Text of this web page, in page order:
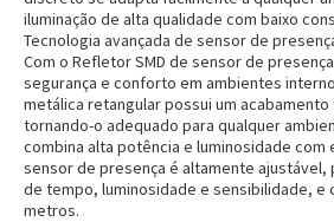
iluminação de alta qualidade com baixo
Tecnologia avançada de sensor de
Com o Refletor SMD de sensor de
segurança e conforto em ambientes
metálica retangular possui um
tornando-o adequado para qualquer
combina alta potência e luminosidade com
sensor de presença é altamente
de tempo, luminosidade e sensibilidade, e
metros.